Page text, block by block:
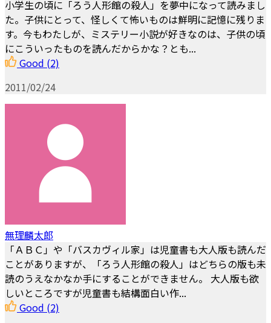
小学生の頃に「ろう人形館の殺人」を夢中になって読みまし
た。子供にとって、怪しくて怖いものは鮮明に記憶に残りま
す。今もわたしが、ミステリー小説が好きなのは、子供の頃
にこういったものを読んだからかな？とも...
Good (2)
2011/02/24
無理麟太郎
「ＡＢＣ」や「バスカヴィル家」は児童書も大人版も読んだ
ことがありますが、「ろう人形館の殺人」はどちらの版も未
読のうえなかなか手にすることができません。 大人版も欲
しいところですが児童書も結構面白い作...
Good (2)